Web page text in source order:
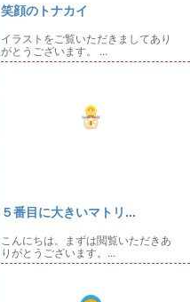
笑顔のトナカイ
イラストをご覧いただきましてあり
がとうございます。 ...
５番目に大きいマトリ...
こんにちは。まずは閲覧いただきあ
りがとうございます。...